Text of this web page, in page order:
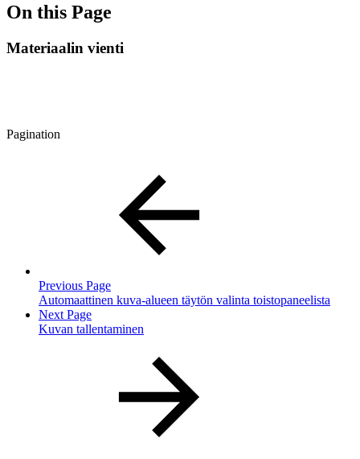
On this Page
Materiaalin vienti
Pagination
Previous Page
Automaattinen kuva-alueen täytön valinta toistopaneelista
Next Page
Kuvan tallentaminen